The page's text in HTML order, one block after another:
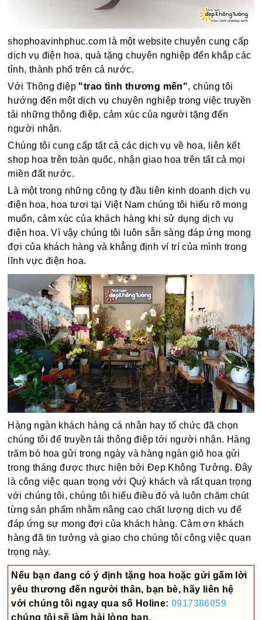
shophoavinhphuc.com là một website chuyên cung cấp
dịch vụ điện hoa, quà tặng chuyên nghiệp đến khắp các
tỉnh, thành phố trên cả nước.
Với Thông điệp "trao tình thương mến", chúng tôi
hướng đến một dịch vụ chuyên nghiệp trong việc truyền
tải những thông điệp, cảm xúc của người tặng đến
người nhận.
Chúng tôi cung cấp tất cả các dịch vụ về hoa, liên kết
shop hoa trên toàn quốc, nhận giao hoa trên tất cả mọi
miền đất nước.
Là một trong những công ty đầu tiên kinh doanh dịch vụ
điện hoa, hoa tươi tại Việt Nam chúng tôi hiểu rõ mong
muốn, cảm xúc của khách hàng khi sử dụng dịch vụ
điện hoa. Vì vậy chúng tôi luôn sẵn sàng đáp ứng mong
đợi của khách hàng và khẳng định ví trí của mình trong
lĩnh vực điện hoa.
Hàng ngàn khách hàng cá nhân hay tổ chức đã chọn
chúng tôi để truyền tải thông điệp tới người nhận. Hàng
trăm bó hoa gửi trong ngày và hàng ngàn giỏ hoa gửi
trong tháng được thực hiện bởi Đẹp Không Tưởng. Đây
là công việc quan trọng với Quý khách và rất quan trọng
với chúng tôi, chúng tôi hiểu điều đó và luôn chăm chút
từng sản phẩm nhằm nâng cao chất lượng dịch vụ để
đáp ứng sự mong đợi của khách hàng. Cảm ơn khách
hàng đã tin tưởng và giao cho chúng tôi công việc quan
trọng này.
Nếu bạn đang có ý định tặng hoa hoặc gửi gấm lời
yêu thương đến người thân, bạn bè, hãy liên hệ
với chúng tôi ngay qua số Holine:0917386059
chúng tôi sẽ làm hài lòng bạn.